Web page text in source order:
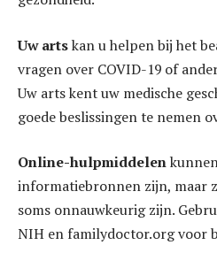
Uw artskan u helpen bij het
vragen over COVID-19 of
Uw arts kent uw medische
goede beslissingen te nemen
Online-hulpmiddelen
informatiebronnen zijn, maar
soms onnauwkeurig zijn.
NIH en familydoctor.org voor